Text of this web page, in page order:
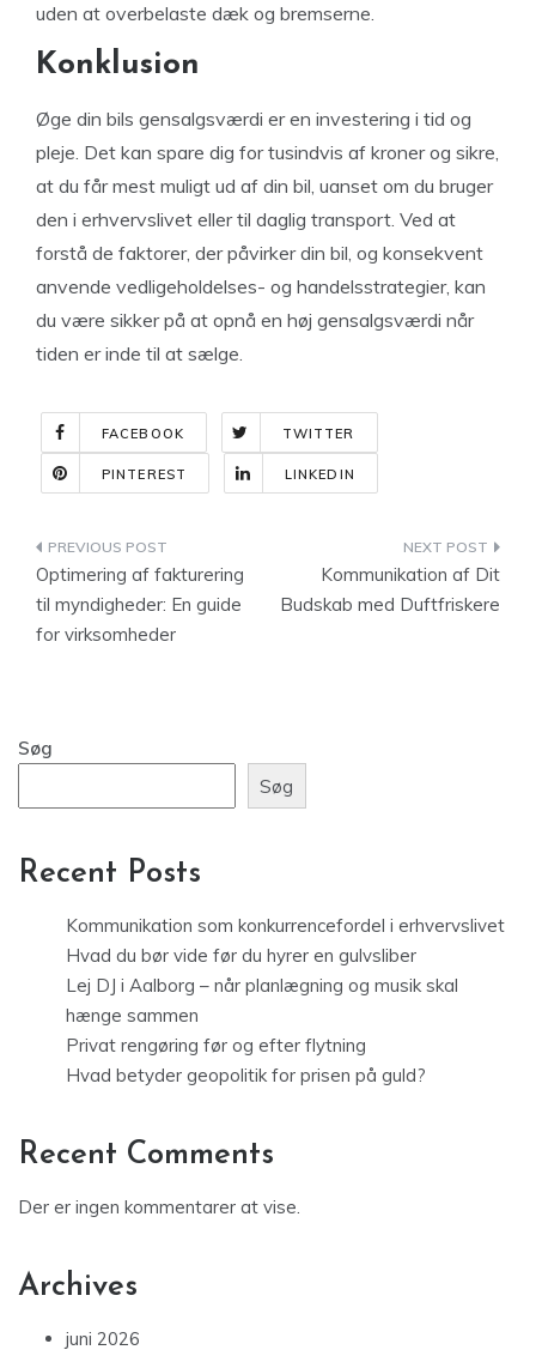
uden at overbelaste dæk og bremserne.
Konklusion
Øge din bils gensalgsværdi er en investering i tid og
pleje. Det kan spare dig for tusindvis af kroner og sikre,
at du får mest muligt ud af din bil, uanset om du bruger
den i erhvervslivet eller til daglig transport. Ved at
forstå de faktorer, der påvirker din bil, og konsekvent
anvende vedligeholdelses- og handelsstrategier, kan
du være sikker på at opnå en høj gensalgsværdi når
tiden er inde til at sælge.
FACEBOOK TWITTER
PINTEREST LINKEDIN
Indlægsnavigation
Optimering af fakturering
til myndigheder: En guide
for virksomheder
Kommunikation af Dit
Budskab med Duftfriskere
Søg
Søg
Recent Posts
Kommunikation som konkurrencefordel i erhvervslivet
Hvad du bør vide før du hyrer en gulvsliber
Lej DJ i Aalborg – når planlægning og musik skal
hænge sammen
Privat rengøring før og efter flytning
Hvad betyder geopolitik for prisen på guld?
Recent Comments
Der er ingen kommentarer at vise.
Archives
juni 2026